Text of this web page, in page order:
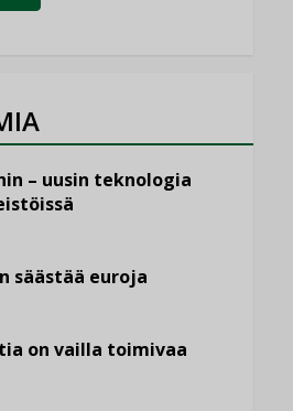
– uusin teknologia
säästää euroja
on vailla toimivaa